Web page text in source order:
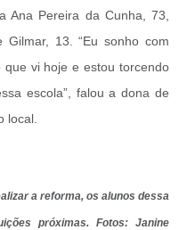
Ana Pereira da Cunha, 73,
13. “Eu sonho com
vi hoje e estou torcendo
escola”, falou a dona de
local.
os alunos dessa
próximas. Fotos: Janine